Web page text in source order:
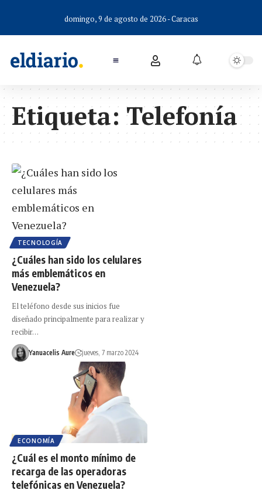
domingo, 9 de agosto de 2026 - Caracas
Etiqueta: Telefonía
TECNOLOGÍA
¿Cuáles han sido los celulares
más emblemáticos en
Venezuela?
El teléfono desde sus inicios fue
diseñado principalmente para realizar y
recibir…
Yanuacelis Aure jueves, 7 marzo 2024
ECONOMÍA
¿Cuál es el monto mínimo de
recarga de las operadoras
telefónicas en Venezuela?